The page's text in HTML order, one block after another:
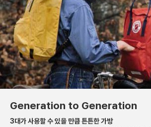
Generation to Generation
3대가 사용할 수 있을 만큼 튼튼한 가방